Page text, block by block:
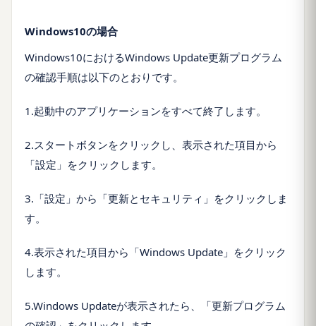
Windows10の場合
Windows10におけるWindows Update更新プログラム
の確認手順は以下のとおりです。
1.起動中のアプリケーションをすべて終了します。
2.スタートボタンをクリックし、表示された項目から
「設定」をクリックします。
3.「設定」から「更新とセキュリティ」をクリックしま
す。
4.表示された項目から「Windows Update」をクリック
します。
5.Windows Updateが表示されたら、「更新プログラム